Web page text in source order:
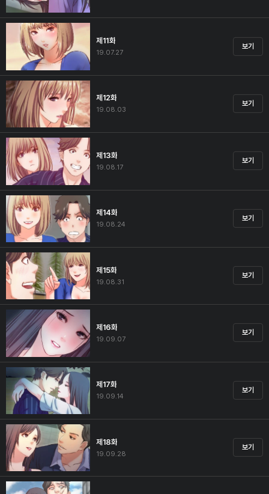
제11화
19.07.27
보기
제12화
19.08.03
보기
제13화
19.08.17
보기
제14화
19.08.24
보기
제15화
19.08.31
보기
제16화
19.09.07
보기
제17화
19.09.14
보기
제18화
19.09.28
보기